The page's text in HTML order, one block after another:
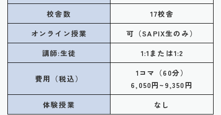
校舎数
17校舎
オンライン授業
可（SAPIX生のみ）
講師:生徒
1:1または1:2
費用（税込）
1コマ（60分）
6,050円~9,350円
体験授業
なし